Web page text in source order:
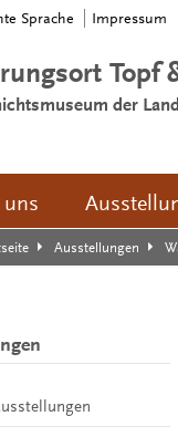
Sprache Impressum
Topf
der
uns
Ausstellungen